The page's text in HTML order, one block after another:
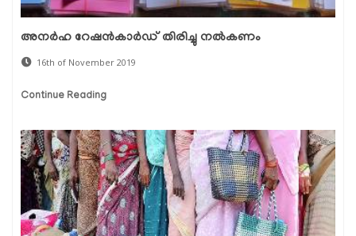
അനര്‍ഹ റേഷന്‍കാര്‍ഡ് തിരിച്ചു നല്‍കണം
16th of November 2019
Continue Reading